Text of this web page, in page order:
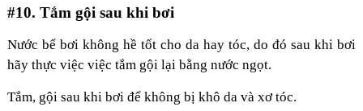
#10. Tắm gội sau khi bơi
Nước bể bơi không hề tốt cho da hay tóc, do đó sau khi bơi
hãy thực việc việc tắm gội lại bằng nước ngọt.
Tắm, gội sau khi bơi để không bị khô da và xơ tóc.